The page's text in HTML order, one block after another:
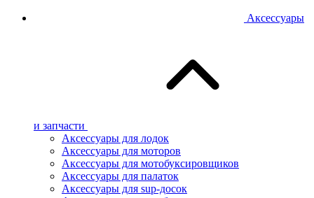
Аксессуары
и запчасти
Аксессуары для лодок
Аксессуары для моторов
Аксессуары для мотобуксировщиков
Аксессуары для палаток
Аксессуары для sup-досок